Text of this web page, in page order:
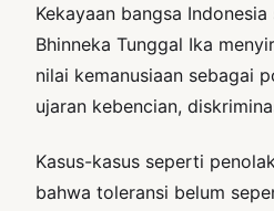
Kekayaan bangsa
Bhinneka Tunggal Ika
nilai kemanusiaan sebagai
ujaran kebencian,
Kasus-kasus seperti
bahwa toleransi belum